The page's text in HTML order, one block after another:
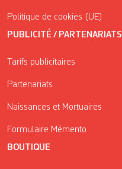
Politique de cookies (UE)
PUBLICITÉ / PARTENARIATS
Tarifs publicitaires
Partenariats
Naissances et Mortuaires
Formulaire Mémento
BOUTIQUE